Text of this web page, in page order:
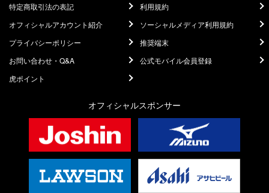
特定商取引法の表記
利用規約
オフィシャルアカウント紹介
ソーシャルメディア利用規約
プライバシーポリシー
推奨端末
お問い合わせ・Q&A
公式モバイル会員登録
虎ポイント
オフィシャルスポンサー